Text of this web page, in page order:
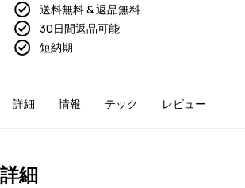
送料無料 & 返品無料
30日間返品可能
短納期
詳細 情報 テック レビュー
詳細